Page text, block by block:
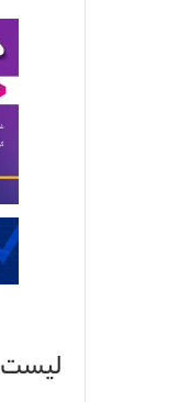
لیست ۲۲ تا از معروف ترین شبکه‌های اجتماعی